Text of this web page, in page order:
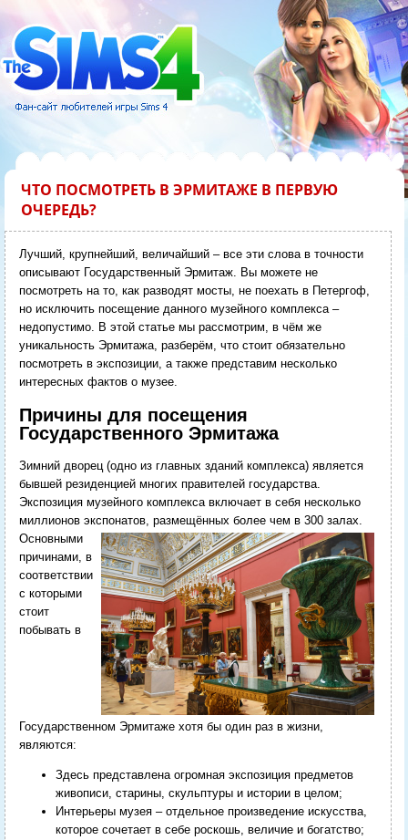
ЧТО ПОСМОТРЕТЬ В ЭРМИТАЖЕ В ПЕРВУЮ
ОЧЕРЕДЬ?
Лучший, крупнейший, величайший – все эти слова в точности
описывают Государственный Эрмитаж. Вы можете не
посмотреть на то, как разводят мосты, не поехать в Петергоф,
но исключить посещение данного музейного комплекса –
недопустимо. В этой статье мы рассмотрим, в чём же
уникальность Эрмитажа, разберём, что стоит обязательно
посмотреть в экспозиции, а также представим несколько
интересных фактов о музее.
Причины для посещения
Государственного Эрмитажа
Зимний дворец (одно из главных зданий комплекса) является
бывшей резиденцией многих правителей государства.
Экспозиция музейного комплекса включает в себя несколько
миллионов экспонатов, размещённых более чем в 300 залах.
Основными
причинами, в
соответствии
с которыми
стоит
побывать в
Государственном Эрмитаже хотя бы один раз в жизни,
являются:
Здесь представлена огромная экспозиция предметов
живописи, старины, скульптуры и истории в целом;
Интерьеры музея – отдельное произведение искусства,
которое сочетает в себе роскошь, величие и богатство;